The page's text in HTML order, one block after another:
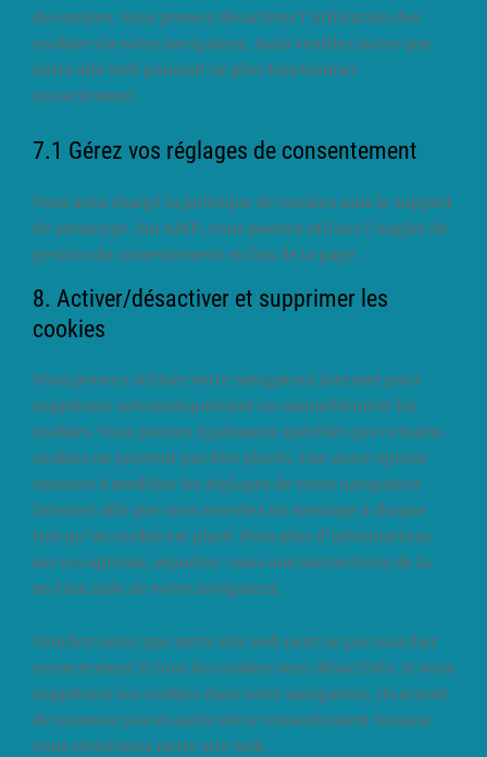
de cookies. Vous pouvez désactiver l’utilisation des
cookies via votre navigateur, mais veuillez noter que
notre site web pourrait ne plus fonctionner
correctement.
7.1 Gérez vos réglages de consentement
Vous avez chargé la politique de cookies sans le support
de javascript. Sur AMP, vous pouvez utiliser l’onglet de
gestion du consentement en bas de la page.
8. Activer/désactiver et supprimer les
cookies
Vous pouvez utiliser votre navigateur internet pour
supprimer automatiquement ou manuellement les
cookies. Vous pouvez également spécifier que certains
cookies ne peuvent pas être placés. Une autre option
consiste à modifier les réglages de votre navigateur
Internet afin que vous receviez un message à chaque
fois qu’un cookie est placé. Pour plus d’informations
sur ces options, reportez-vous aux instructions de la
section Aide de votre navigateur.
Veuillez noter que notre site web peut ne pas marcher
correctement si tous les cookies sont désactivés. Si vous
supprimez les cookies dans votre navigateur, ils seront
de nouveau placés après votre consentement lorsque
vous revisiterez notre site web.